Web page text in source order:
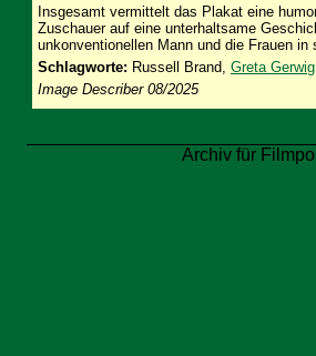
Insgesamt vermittelt das Plakat eine
Zuschauer auf eine unterhaltsame
unkonventionellen Mann und die Frauen in
Schlagworte: Russell Brand, Greta Gerwig
Image Describer 08/2025
Archiv für